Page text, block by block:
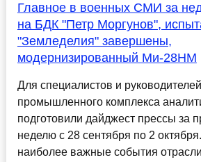
Главное в военных СМИ за
на БДК "Петр Моргунов",
"Земледелия" завершены,
модернизированный Ми-28НМ
Для специалистов и
промышленного комплекса
подготовили дайджест прессы за
неделю с 28 сентября по 2
наиболее важные события